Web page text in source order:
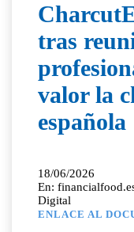
tras
valor la
española
18/06/2026
En:
Digital
ENLACE AL